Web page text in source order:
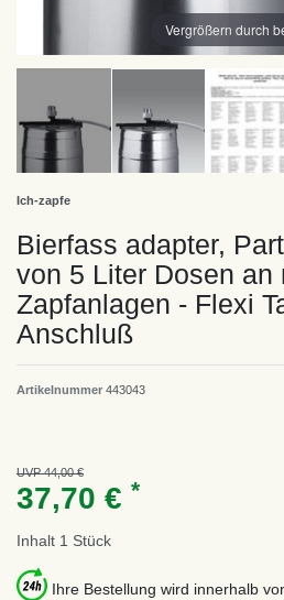
Vergrößern durch
Ich-zapfe
Bierfass adapter,
von 5 Liter Dosen an
Zapfanlagen - Flexi
Anschluß
Artikelnummer 443043
UVP 44,00 €
37,70 € *
Inhalt 1 Stück
Ihre Bestellung wird innerhalb